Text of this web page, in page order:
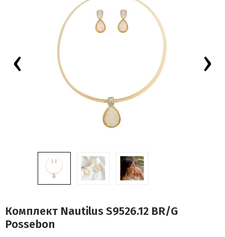
‹ ›
Комплект Nautilus S9526.12 BR/G
Possebon